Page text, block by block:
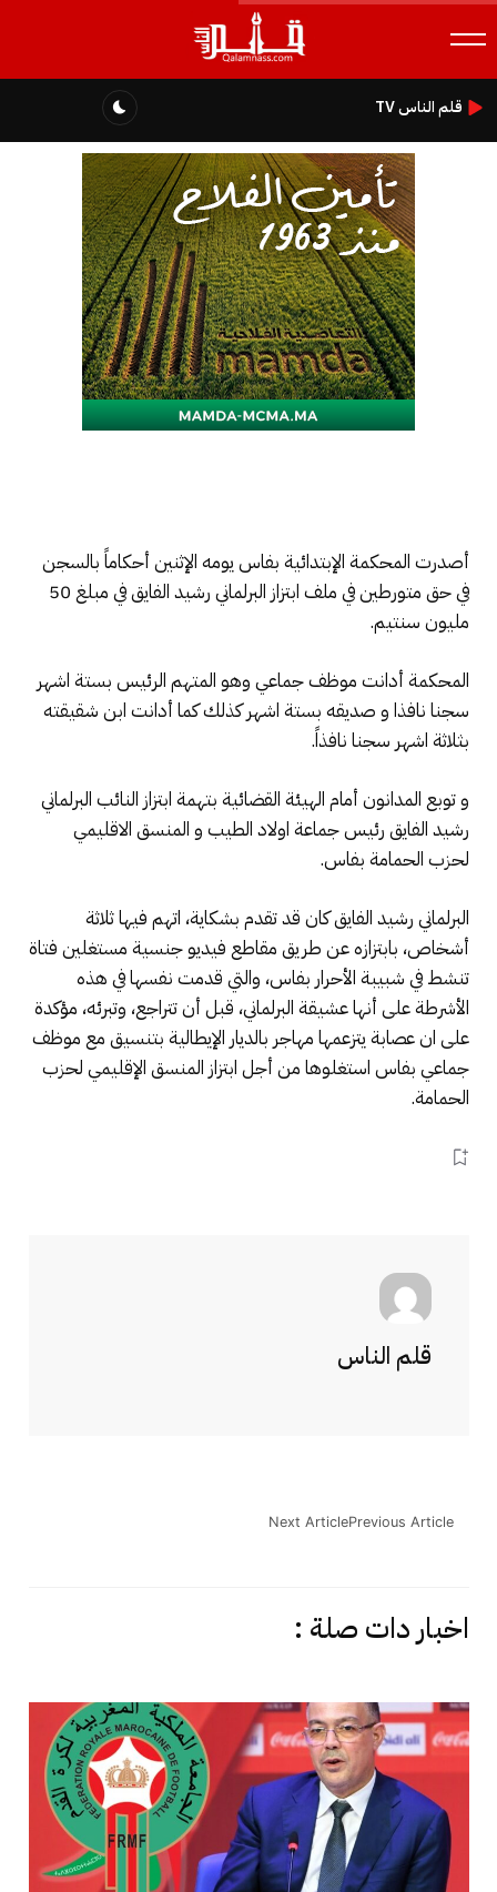
قلم الناس TV
أصدرت المحكمة الإبتدائية بفاس يومه الإثنين أحكاماً بالسجن
في حق متورطين في ملف ابتزاز البرلماني رشيد الفايق في مبلغ 50
مليون سنتيم.
المحكمة أدانت موظف جماعي وهو المتهم الرئيس بستة اشهر
سجنا نافذا و صديقه بستة اشهر كذلك كما أدانت ابن شقيقته
بثلاثة اشهر سجنا نافذاً.
و توبع المدانون أمام الهيئة القضائية بتهمة ابتزاز النائب البرلماني
رشيد الفايق رئيس جماعة اولاد الطيب و المنسق الاقليمي
لحزب الحمامة بفاس.
البرلماني رشيد الفايق كان قد تقدم بشكاية، اتهم فيها ثلاثة
أشخاص، بابتزازه عن طريق مقاطع فيديو جنسية مستغلين فتاة
تنشط في شبيبة الأحرار بفاس، والتي قدمت نفسها في هذه
الأشرطة على أنها عشيقة البرلماني، قبل أن تتراجع، وتبرئه، مؤكدة
على ان عصابة يتزعمها مهاجر بالديار الإيطالية بتنسيق مع موظف
جماعي بفاس استغلوها من أجل ابتزاز المنسق الإقليمي لحزب
الحمامة.
قلم الناس
Previous Article
Next Article
اخبار دات صلة :